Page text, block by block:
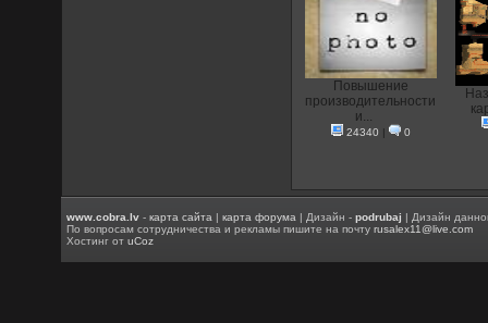
Повышение
производительности
и...
24340 | 0
www.cobra.lv -карта сайта |карта форума | Дизайн -podrubaj | Дизайн
По вопросам сотрудничества и рекламы пишите на почтуrusalex11@live.com
Хостинг отuCoz